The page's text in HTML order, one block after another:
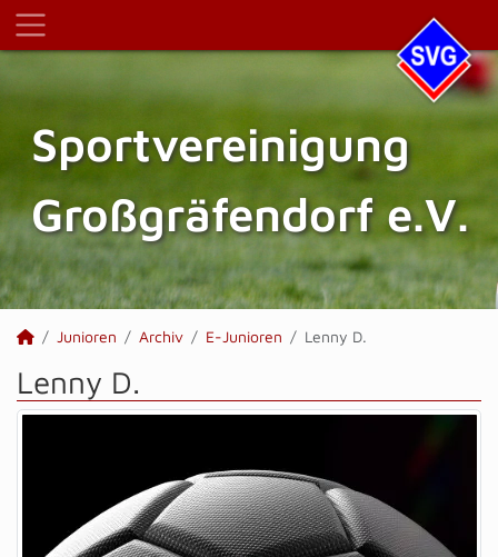
Sportvereinigung
Großgräfendorf e.V.
Junioren Archiv E-Junioren Lenny D.
Lenny D.